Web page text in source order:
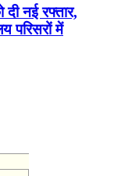
दी नई रफ्तार,
परिसरों में